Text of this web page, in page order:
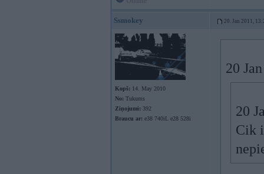
Ssmokey 20. Jan 2011,
Kopš: 14. May 2010
No: Tukums
Ziņojumi: 392
Braucu ar: e38 740iL e28 528i
20
20
Cik